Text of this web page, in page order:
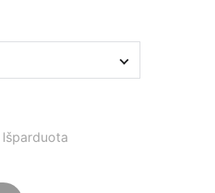
Išparduota